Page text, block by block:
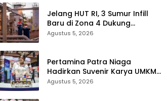
Jelang HUT RI, 3 Sumur Infill
Baru di Zona 4 Dukung
Kedaulatan Energi
Agustus 5, 2026
Pertamina Patra Niaga
Hadirkan Suvenir Karya UMKM
bagi Pengunjung GIIAS 2026
Agustus 5, 2026